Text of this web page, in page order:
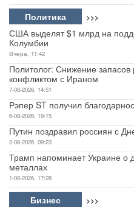
Политика >>>
США выделят $1 млрд на
Колумбии
Вчера, 11:42
Политолог: Снижение
конфликтом с Ираном
7-08-2026, 14:51
Рэпер ST получил
6-08-2026, 19:15
Путин поздравил россиян с
2-08-2026, 09:23
Трамп напоминает Украине о
металлах
1-08-2026, 17:28
Бизнес >>>